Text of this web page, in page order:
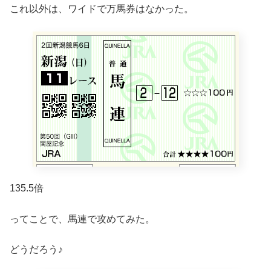
これ以外は、ワイドで万馬券はなかった。
135.5倍
ってことで、馬連で攻めてみた。
どうだろう♪